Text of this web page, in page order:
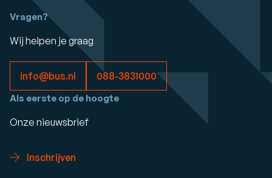
Vragen?
Wij helpen je graag
info@bus.nl 088-3831000
Als eerste op de hoogte
Onze nieuwsbrief
Inschrijven